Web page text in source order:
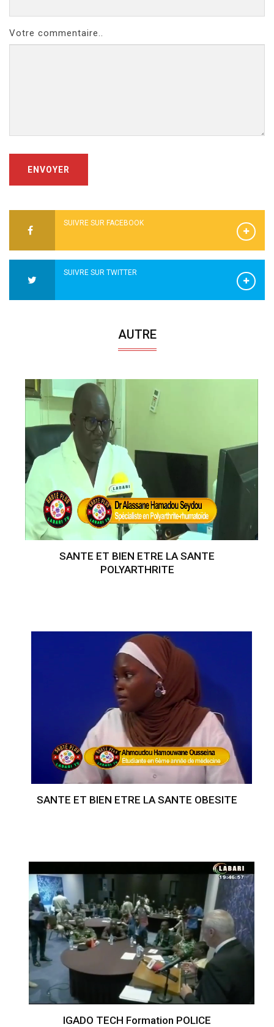
Votre commentaire..
ENVOYER
SUIVRE SUR FACEBOOK
SUIVRE SUR TWITTER
AUTRE
SANTE ET BIEN ETRE LA SANTE
POLYARTHRITE
SANTE ET BIEN ETRE LA SANTE OBESITE
IGADO TECH Formation POLICE